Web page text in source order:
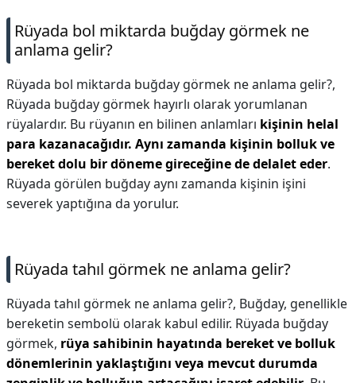
Rüyada bol miktarda buğday görmek ne
anlama gelir?
Rüyada bol miktarda buğday görmek ne anlama gelir?,
Rüyada buğday görmek hayırlı olarak yorumlanan
rüyalardır. Bu rüyanın en bilinen anlamları kişinin helal
para kazanacağıdır. Aynı zamanda kişinin bolluk ve
bereket dolu bir döneme gireceğine de delalet eder.
Rüyada görülen buğday aynı zamanda kişinin işini
severek yaptığına da yorulur.
Rüyada tahıl görmek ne anlama gelir?
Rüyada tahıl görmek ne anlama gelir?, Buğday, genellikle
bereketin sembolü olarak kabul edilir. Rüyada buğday
görmek, rüya sahibinin hayatında bereket ve bolluk
dönemlerinin yaklaştığını veya mevcut durumda